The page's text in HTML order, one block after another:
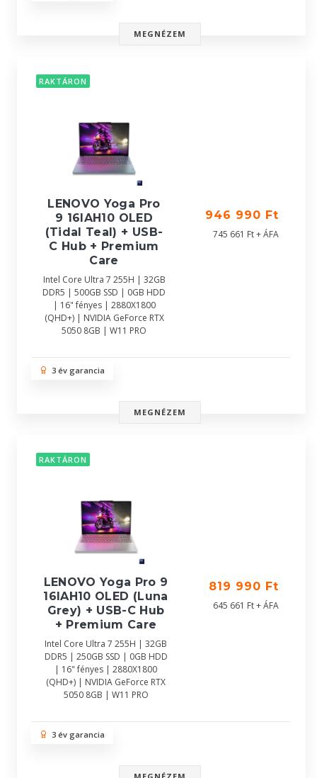
MEGNÉZEM
RAKTÁRON
LENOVO Yoga Pro
9 16IAH10 OLED
(Tidal Teal) + USB-
C Hub + Premium
Care
Intel Core Ultra 7 255H | 32GB
DDR5 | 500GB SSD | 0GB HDD
| 16" fényes | 2880X1800
(QHD+) | NVIDIA GeForce RTX
5050 8GB | W11 PRO
946 990 Ft
745 661 Ft + ÁFA
3 év garancia
MEGNÉZEM
RAKTÁRON
LENOVO Yoga Pro 9
16IAH10 OLED (Luna
Grey) + USB-C Hub
+ Premium Care
Intel Core Ultra 7 255H | 32GB
DDR5 | 250GB SSD | 0GB HDD
| 16" fényes | 2880X1800
(QHD+) | NVIDIA GeForce RTX
5050 8GB | W11 PRO
819 990 Ft
645 661 Ft + ÁFA
3 év garancia